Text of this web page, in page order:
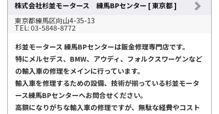
株式会社杉並モータース 練馬BPセンター [ 東京都 ]
東京都練馬区向山4-35-13
TEL: 03-5848-8772
杉並モータース 練馬BPセンターは鈑金修理専門店です。
特にメルセデス、BMW、アウディ、フォルクスワーゲンなど
の輸入車の修理をメインに行っています。
輸入車を修理するための設備、技術が揃っている杉並モータ
ース練馬BPセンターへお問合せください。
高額になりがちな輸入車の修理ですが、無駄な経費やコスト